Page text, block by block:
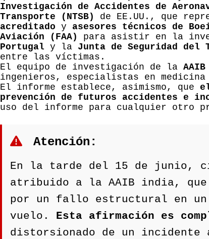
Investigación de Accidentes de
Transporte (NTSB)
de EE.UU., que
acreditado y asesores técnicos de
Aviación (FAA)
para asistir en la
Portugal y la Junta de Seguridad del
entre las víctimas.
El equipo de investigación de la AAIB
ingenieros, especialistas en
El informe establece, asimismo, que
prevención de futuros accidentes e
uso del informe para cualquier otro
Atención:
En la tarde del 15 de junio,
atribuido a la AAIB india,
por un fallo estructural en un
vuelo. Esta afirmación es
distorsionado de un